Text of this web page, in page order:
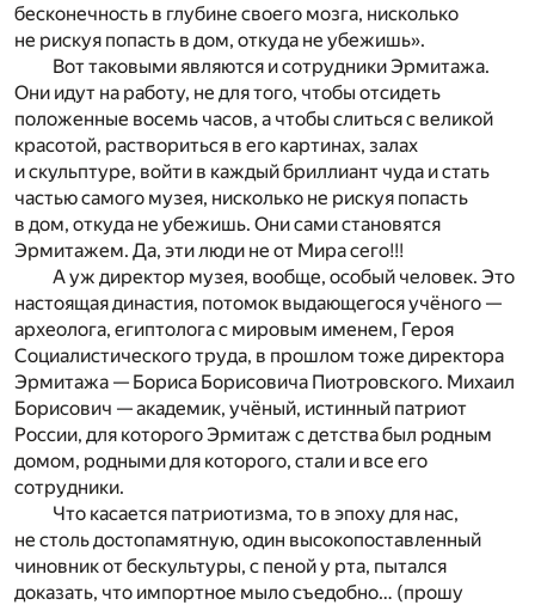
бесконечность в глубине своего мозга, нисколько
не рискуя попасть в дом, откуда не убежишь».
Вот таковыми являются и сотрудники Эрмитажа.
Они идут на работу, не для того, чтобы отсидеть
положенные восемь часов, а чтобы слиться с великой
красотой, раствориться в его картинах, залах
и скульптуре, войти в каждый бриллиант чуда и стать
частью самого музея, нисколько не рискуя попасть
в дом, откуда не убежишь. Они сами становятся
Эрмитажем. Да, эти люди не от Мира сего!!!
А уж директор музея, вообще, особый человек. Это
настоящая династия, потомок выдающегося учёного —
археолога, египтолога с мировым именем, Героя
Социалистического труда, в прошлом тоже директора
Эрмитажа — Бориса Борисовича Пиотровского. Михаил
Борисович — академик, учёный, истинный патриот
России, для которого Эрмитаж с детства был родным
домом, родными для которого, стали и все его
сотрудники.
Что касается патриотизма, то в эпоху для нас,
не столь достопамятную, один высокопоставленный
чиновник от бескультуры, с пеной у рта, пытался
доказать, что импортное мыло съедобно… (прошу